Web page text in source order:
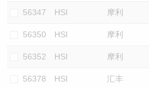
56347 HSI 摩利
56350 HSI 摩利
56352 HSI 摩利
56378 HSI 汇丰